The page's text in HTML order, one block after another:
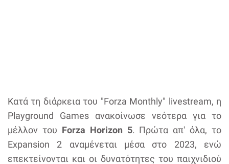
Κατά τη διάρκεια του "Forza Monthly" livestream, η
Playground Games ανακοίνωσε νεότερα για το
μέλλον του Forza Horizon 5. Πρώτα απ' όλα, το
Expansion 2 αναμένεται μέσα στο 2023, ενώ
επεκτείνονται και οι δυνατότητες του παιχνιδιού